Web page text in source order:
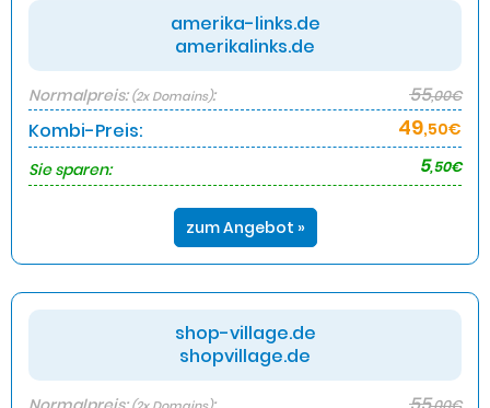
amerika-links.de
amerikalinks.de
Normalpreis:(2x Domains): 55,00€
Kombi-Preis: 49,50€
Sie sparen:
5,50€
zum Angebot »
shop-village.de
shopvillage.de